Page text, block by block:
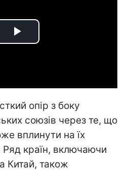
Play
опір з боку
союзів через те, що
вплинути на їх
Ряд країн, включаючи
Китай, також